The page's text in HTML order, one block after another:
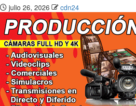
julio 26, 2026 cdn24